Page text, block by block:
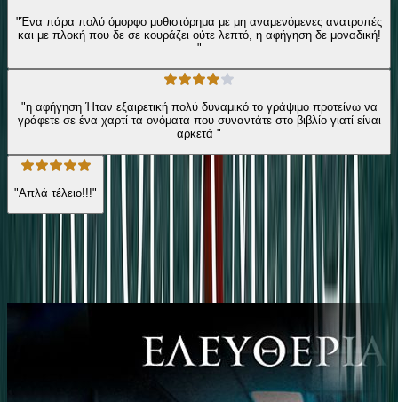
"Ένα πάρα πολύ όμορφο μυθιστόρημα με μη αναμενόμενες ανατροπές
και με πλοκή που δε σε κουράζει ούτε λεπτό, η αφήγηση δε μοναδική!
"
"η αφήγηση Ήταν εξαιρετική πολύ δυναμικό το γράψιμο προτείνω να
γράφετε σε ένα χαρτί τα ονόματα που συναντάτε στο βιβλίο γιατί είναι
αρκετά "
"Απλά τέλειο!!!"
Ίδιος συγγραφέας